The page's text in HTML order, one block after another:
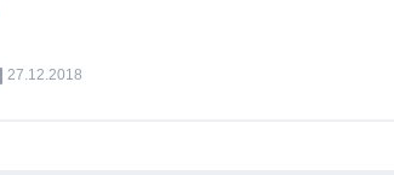
27.12.2018